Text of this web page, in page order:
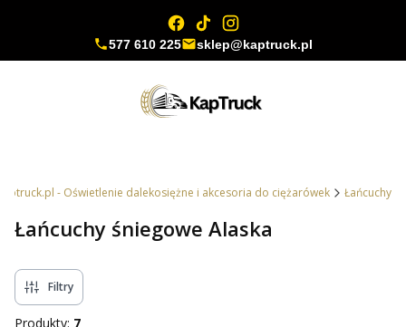
577 610 225 sklep@kaptruck.pl
- Oświetlenie dalekosiężne i akcesoria do ciężarówek Łańcuchy
Łańcuchy śniegowe Alaska
Filtry
Produkty: 7